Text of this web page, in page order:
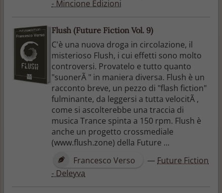
- Mincione Edizioni
Flush (Future Fiction Vol. 9)
C'è una nuova droga in circolazione, il
misterioso Flush, i cui effetti sono molto
controversi. Provatelo e tutto quanto
"suonerÃ " in maniera diversa. Flush è un
racconto breve, un pezzo di "flash fiction"
fulminante, da leggersi a tutta velocitÃ ,
come si ascolterebbe una traccia di
musica Trance spinta a 150 rpm. Flush è
anche un progetto crossmediale
(www.flush.zone) della Future ...
Francesco Verso
— Future Fiction
- Deleyva